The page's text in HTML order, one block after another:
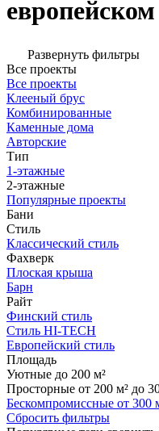
Развернуть фильтры
Все проекты
Все проекты
Клееный брус
Комбинированные
Каменные дома
Авторские
Тип
1-этажные
2-этажные
Популярные проекты
Бани
Стиль
Классический стиль
Фахверк
Плоская крыша
Барн
Райт
Финский стиль
Стиль HI-TECH
Европейский стиль
Площадь
Уютные до 200 м²
Просторные от 200 м² до
Бескомпромиссные от 300
Сбросить фильтры